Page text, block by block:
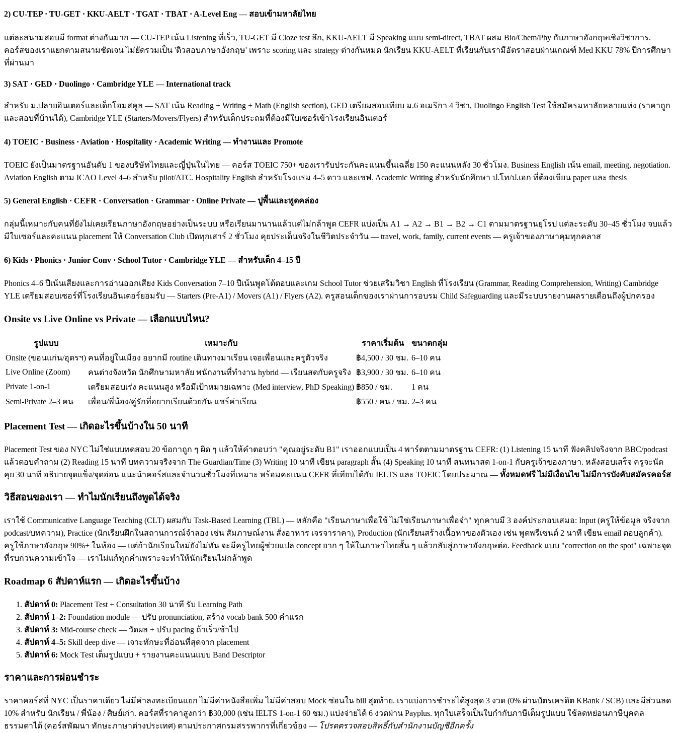
2) CU-TEP · TU-GET · KKU-AELT · TGAT · TBAT · A-Level Eng — สอบเข้ามหาลัยไทย
แต่ละสนามสอบมี format ต่างกันมาก — CU-TEP เน้น Listening ที่เร็ว, TU-GET มี Cloze test ลึก, KKU-AELT มี Speaking แบบ semi-direct, TBAT ผสม Bio/Chem/Phy กับภาษาอังกฤษเชิงวิชาการ.
คอร์สของเราแยกตามสนามชัดเจน ไม่ยัดรวมเป็น 'ติวสอบภาษาอังกฤษ' เพราะ scoring และ strategy ต่างกันหมด นักเรียน KKU-AELT ที่เรียนกับเรามีอัตราสอบผ่านเกณฑ์ Med KKU 78% ปีการศึกษา
ที่ผ่านมา
3) SAT · GED · Duolingo · Cambridge YLE — International track
สำหรับ ม.ปลายอินเตอร์และเด็กโฮมสคูล — SAT เน้น Reading + Writing + Math (English section), GED เตรียมสอบเทียบ ม.6 อเมริกา 4 วิชา, Duolingo English Test ใช้สมัครมหาลัยหลายแห่ง (ราคาถูก
และสอบที่บ้านได้), Cambridge YLE (Starters/Movers/Flyers) สำหรับเด็กประถมที่ต้องมีใบเซอร์เข้าโรงเรียนอินเตอร์
4) TOEIC · Business · Aviation · Hospitality · Academic Writing — ทำงานและ Promote
TOEIC ยังเป็นมาตรฐานอันดับ 1 ของบริษัทไทยและญี่ปุ่นในไทย — คอร์ส TOEIC 750+ ของเรารับประกันคะแนนขึ้นเฉลี่ย 150 คะแนนหลัง 30 ชั่วโมง. Business English เน้น email, meeting, negotiation.
Aviation English ตาม ICAO Level 4–6 สำหรับ pilot/ATC. Hospitality English สำหรับโรงแรม 4–5 ดาว และเชฟ. Academic Writing สำหรับนักศึกษา ป.โท/ป.เอก ที่ต้องเขียน paper และ thesis
5) General English · CEFR · Conversation · Grammar · Online Private — ปูพื้นและพูดคล่อง
กลุ่มนี้เหมาะกับคนที่ยังไม่เคยเรียนภาษาอังกฤษอย่างเป็นระบบ หรือเรียนมานานแล้วแต่ไม่กล้าพูด CEFR แบ่งเป็น A1 → A2 → B1 → B2 → C1 ตามมาตรฐานยุโรป แต่ละระดับ 30–45 ชั่วโมง จบแล้ว
มีใบเซอร์และคะแนน placement ให้ Conversation Club เปิดทุกเสาร์ 2 ชั่วโมง คุยประเด็นจริงในชีวิตประจำวัน — travel, work, family, current events — ครูเจ้าของภาษาคุมทุกคลาส
6) Kids · Phonics · Junior Conv · School Tutor · Cambridge YLE — สำหรับเด็ก 4–15 ปี
Phonics 4–6 ปีเน้นเสียงและการอ่านออกเสียง Kids Conversation 7–10 ปีเน้นพูดโต้ตอบและเกม School Tutor ช่วยเสริมวิชา English ที่โรงเรียน (Grammar, Reading Comprehension, Writing) Cambridge
YLE เตรียมสอบเซอร์ที่โรงเรียนอินเตอร์ยอมรับ — Starters (Pre-A1) / Movers (A1) / Flyers (A2). ครูสอนเด็กของเราผ่านการอบรม Child Safeguarding และมีระบบรายงานผลรายเดือนถึงผู้ปกครอง
Onsite vs Live Online vs Private — เลือกแบบไหน?
รูปแบบ เหมาะกับ ราคาเริ่มต้น
ขนาดกลุ่ม
Onsite (ขอนแก่น/อุดรฯ) คนที่อยู่ในเมือง อยากมี routine เดินทางมาเรียน เจอเพื่อนและครูตัวจริง ฿4,500 / 30 ชม. 6–10 คน
Live Online (Zoom)
คนต่างจังหวัด นักศึกษามหาลัย พนักงานที่ทำงาน hybrid — เรียนสดกับครูจริง ฿3,900 / 30 ชม. 6–10 คน
Private 1-on-1
เตรียมสอบเร่ง คะแนนสูง หรือมีเป้าหมายเฉพาะ (Med interview, PhD Speaking) ฿850 / ชม.
1 คน
Semi-Private 2–3 คน
เพื่อน/พี่น้อง/คู่รักที่อยากเรียนด้วยกัน แชร์ค่าเรียน ฿550 / คน / ชม. 2–3 คน
Placement Test — เกิดอะไรขึ้นบ้างใน 50 นาที
Placement Test ของ NYC ไม่ใช่แบบทดสอบ 20 ข้อกาถูก ๆ ผิด ๆ แล้วให้คำตอบว่า "คุณอยู่ระดับ B1" เราออกแบบเป็น 4 พาร์ตตามมาตรฐาน CEFR: (1) Listening 15 นาที ฟังคลิปจริงจาก BBC/podcast
แล้วตอบคำถาม (2) Reading 15 นาที บทความจริงจาก The Guardian/Time (3) Writing 10 นาที เขียน paragraph สั้น (4) Speaking 10 นาที สนทนาสด 1-on-1 กับครูเจ้าของภาษา. หลังสอบเสร็จ ครูจะนัด
คุย 30 นาที อธิบายจุดแข็ง/จุดอ่อน แนะนำคอร์สและจำนวนชั่วโมงที่เหมาะ พร้อมคะแนน CEFR ที่เทียบได้กับ IELTS และ TOEIC โดยประมาณ — ทั้งหมดฟรี ไม่มีเงื่อนไข ไม่มีการบังคับสมัครคอร์ส
วิธีสอนของเรา — ทำไมนักเรียนถึงพูดได้จริง
เราใช้ Communicative Language Teaching (CLT) ผสมกับ Task-Based Learning (TBL) — หลักคือ "เรียนภาษาเพื่อใช้ ไม่ใช่เรียนภาษาเพื่อจำ" ทุกคาบมี 3 องค์ประกอบเสมอ: Input (ครูให้ข้อมูล จริงจาก
podcast/บทความ), Practice (นักเรียนฝึกในสถานการณ์จำลอง เช่น สัมภาษณ์งาน สั่งอาหาร เจรจาราคา), Production (นักเรียนสร้างเนื้อหาของตัวเอง เช่น พูดพรีเซนต์ 2 นาที เขียน email ตอบลูกค้า).
ครูใช้ภาษาอังกฤษ 90%+ ในห้อง — แต่ถ้านักเรียนใหม่ยังไม่ทัน จะมีครูไทยผู้ช่วยแปล concept ยาก ๆ ให้ในภาษาไทยสั้น ๆ แล้วกลับสู่ภาษาอังกฤษต่อ. Feedback แบบ "correction on the spot" เฉพาะจุด
ที่รบกวนความเข้าใจ — เราไม่แก้ทุกคำเพราะจะทำให้นักเรียนไม่กล้าพูด
Roadmap 6 สัปดาห์แรก — เกิดอะไรขึ้นบ้าง
สัปดาห์ 0: Placement Test + Consultation 30 นาที รับ Learning Path
สัปดาห์ 1–2: Foundation module — ปรับ pronunciation, สร้าง vocab bank 500 คำแรก
สัปดาห์ 3: Mid-course check — วัดผล + ปรับ pacing ถ้าเร็ว/ช้าไป
สัปดาห์ 4–5: Skill deep dive — เจาะทักษะที่อ่อนที่สุดจาก placement
สัปดาห์ 6: Mock Test เต็มรูปแบบ + รายงานคะแนนแบบ Band Descriptor
ราคาและการผ่อนชำระ
ราคาคอร์สที่ NYC เป็นราคาเดียว ไม่มีค่าลงทะเบียนแยก ไม่มีค่าหนังสือเพิ่ม ไม่มีค่าสอบ Mock ซ่อนใน bill สุดท้าย. เราแบ่งการชำระได้สูงสุด 3 งวด (0% ผ่านบัตรเครดิต KBank / SCB) และมีส่วนลด
10% สำหรับ นักเรียน / พี่น้อง / ศิษย์เก่า. คอร์สที่ราคาสูงกว่า ฿30,000 (เช่น IELTS 1-on-1 60 ชม.) แบ่งจ่ายได้ 6 งวดผ่าน Payplus. ทุกใบเสร็จเป็นใบกำกับภาษีเต็มรูปแบบ ใช้ลดหย่อนภาษีบุคคล
ธรรมดาได้ (คอร์สพัฒนา ทักษะภาษาต่างประเทศ) ตามประกาศกรมสรรพากรที่เกี่ยวข้อง — โปรดตรวจสอบสิทธิ์กับสำนักงานบัญชีอีกครั้ง